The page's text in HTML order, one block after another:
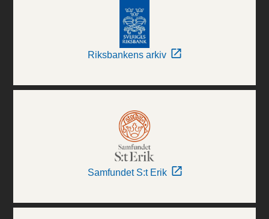
Riksbankens arkiv
Samfundet S:t Erik